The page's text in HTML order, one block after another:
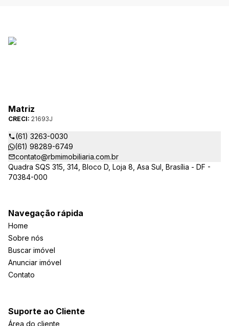
Matriz
CRECI: 21693J
(61) 3263-0030
(61) 98289-6749
contato@rbmimobiliaria.com.br
Quadra SQS 315, 314, Bloco D, Loja 8, Asa Sul, Brasília - DF -
70384-000
Navegação rápida
Home
Sobre nós
Buscar imóvel
Anunciar imóvel
Contato
Suporte ao Cliente
Área do cliente